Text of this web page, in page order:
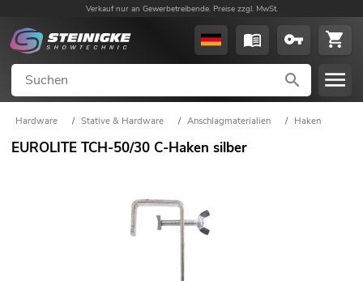
Verkauf nur an Gewerbetreibende. Preise zzgl. MwSt.
Hardware / Stative & Hardware / Anschlagmaterialien / Haken
EUROLITE TCH-50/30 C-Haken silber